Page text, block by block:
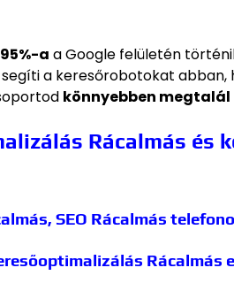
a a Google felületén
segíti a keresőrobotokat abban,
könnyebben megtalál
Rácalmás és
SEO Rácalmás
Rácalmás